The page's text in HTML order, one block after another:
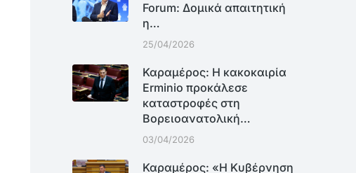
Forum: Δομικά απαιτητική
η…
25/04/2026
Καραμέρος: Η κακοκαιρία
Erminio προκάλεσε
καταστροφές στη
Βορειοανατολική…
03/04/2026
Καραμέρος: «Η Κυβέρνηση